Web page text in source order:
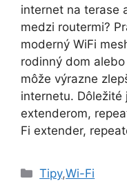
internet na terase
medzi routermi?
moderný WiFi
rodinný dom
môže výrazne
internetu. Dôležité
extenderom,
Fi extender,
Kategórie
Tipy,Wi-Fi